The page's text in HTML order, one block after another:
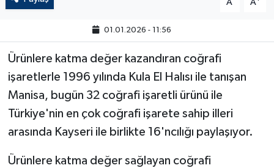
A A
01.01.2026 - 11:56
Ürünlere katma değer kazandıran coğrafi
işaretlerle 1996 yılında Kula El Halısı ile tanışan
Manisa, bugün 32 coğrafi işaretli ürünü ile
Türkiye'nin en çok coğrafi işarete sahip illeri
arasında Kayseri ile birlikte 16'ncılığı paylaşıyor.
Ürünlere katma değer sağlayan coğrafi